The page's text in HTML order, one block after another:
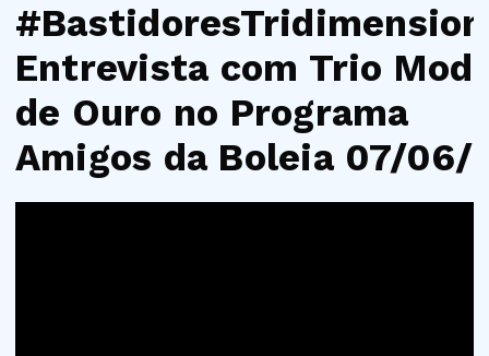
Entrevista com Trio
de Ouro no Programa
Amigos da Boleia 07/06/